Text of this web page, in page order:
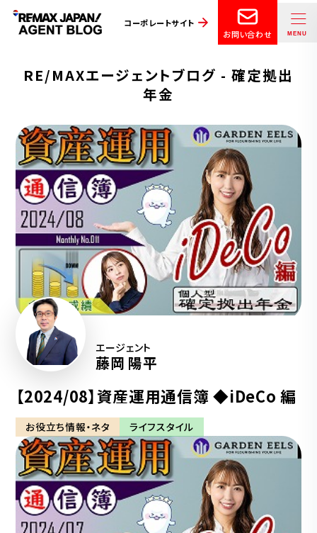
コーポレートサイト
お問い合わせ
RE/MAXエージェントブログ - 確定拠出
年金
エージェント
藤岡 陽平
【2024/08】資産運用通信簿 ◆iDeCo 編
お役立ち情報・ネタ ライフスタイル